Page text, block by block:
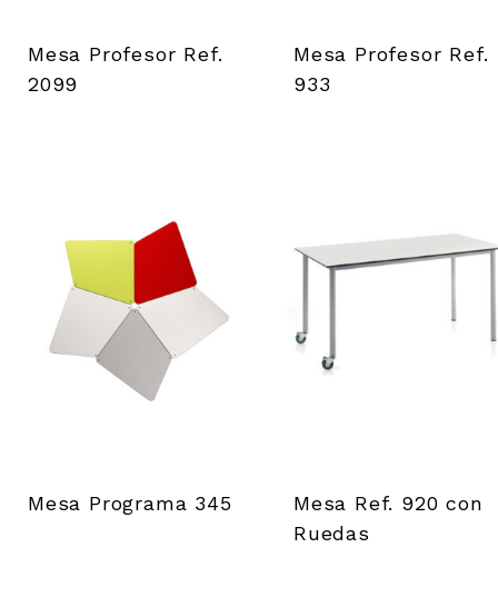
Mesa Profesor Ref.
2099
Mesa Profesor Ref.
933
Mesa Programa 345
Mesa Ref. 920 con
Ruedas